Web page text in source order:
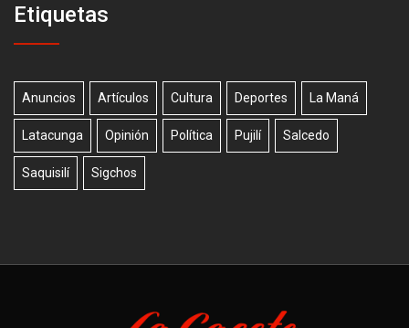
Etiquetas
Anuncios Artículos Cultura Deportes La Maná
Latacunga Opinión Política Pujilí Salcedo
Saquisilí Sigchos